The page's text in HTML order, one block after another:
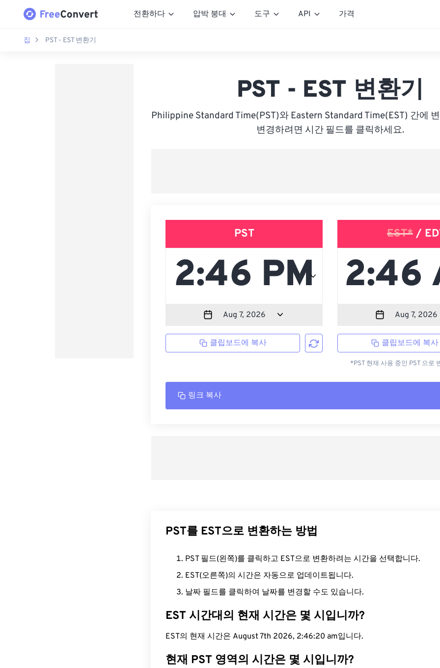
전환하다 압박 붕대 도구 API 가격
집 PST - EST 변환기
PST - EST 변환기
Philippine Standard Time(PST)와 Eastern Standard Time(EST) 간에
변경하려면 시간 필드를 클릭하세요.
PST
클립보드에 복사
EST*/
클립보드에 복사
*PST 현재 사용 중인 PST 으로
링크 복사
PST를 EST으로 변환하는 방법
PST 필드(왼쪽)를 클릭하고 EST으로 변환하려는 시간을 선택합니다.
EST(오른쪽)의 시간은 자동으로 업데이트됩니다.
날짜 필드를 클릭하여 날짜를 변경할 수도 있습니다.
EST 시간대의 현재 시간은 몇 시입니까?
EST의 현재 시간은 August 7th 2026, 2:46:21 am입니다.
현재 PST 영역의 시간은 몇 시입니까?